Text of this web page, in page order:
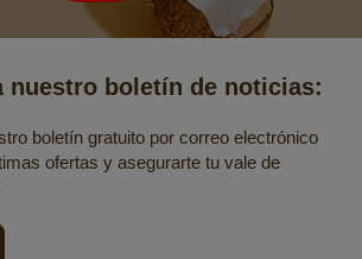
nuestro boletín de noticias:
boletín gratuito por correo electrónico
ofertas y asegurarte tu vale de